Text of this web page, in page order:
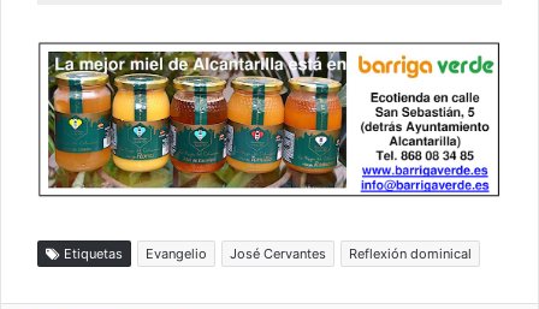
Etiquetas Evangelio José Cervantes Reflexión dominical